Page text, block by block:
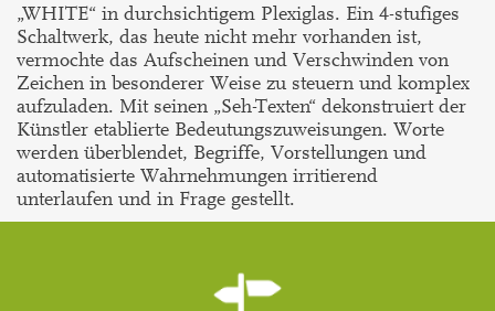
„WHITE“ in durchsichtigem Plexiglas. Ein 4-stufiges
Schaltwerk, das heute nicht mehr vorhanden ist,
vermochte das Aufscheinen und Verschwinden von
Zeichen in besonderer Weise zu steuern und komplex
aufzuladen. Mit seinen „Seh-Texten“ dekonstruiert der
Künstler etablierte Bedeutungszuweisungen. Worte
werden überblendet, Begriffe, Vorstellungen und
automatisierte Wahrnehmungen irritierend
unterlaufen und in Frage gestellt.